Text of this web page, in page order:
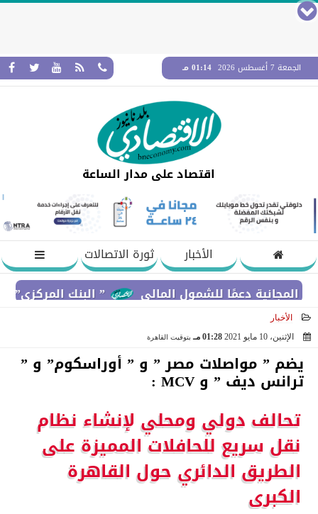
الجمعة 7 أغسطس 2026 01:14 مـ
اقتصاد على مدار الساعة
الأخبار
ثورة الاتصالات
” البنك المركزي” : معدلات الشمول المالي تواصل ارتفاعها
دعمًا للشمول المالي
الأخبار
الإثنين، 10 مايو 2021
01:28 مـ بتوقيت القاهرة
يضم ” مواصلات مصر ” و ” أوراسكوم” و ”
ترانس ديف ” و MCV :
تحالف دولي ومحلي لإنشاء نظام
نقل سريع للحافلات المميزة على
الطريق الدائري حول القاهرة
الكبرى